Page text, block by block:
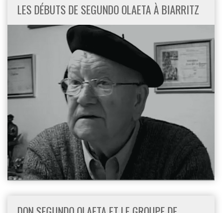
LES DÉBUTS DE SEGUNDO OLAETA À BIARRITZ